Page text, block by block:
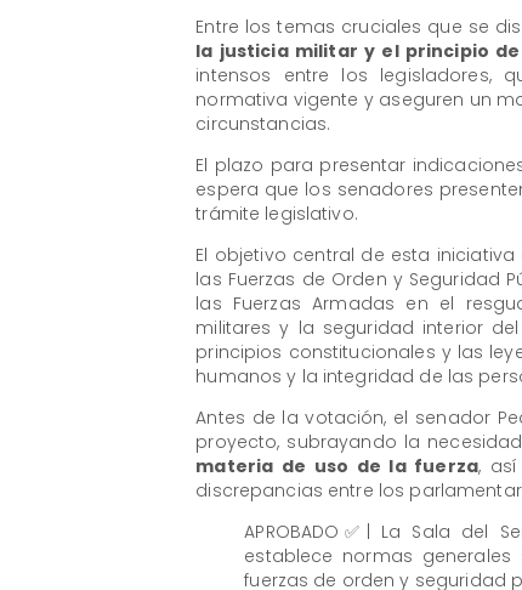
Entre los temas cruciales que se
la justicia militar y el principio
intensos entre los legisladores,
normativa vigente y aseguren un
circunstancias.
El plazo para presentar
espera que los senadores
trámite legislativo.
El objetivo central de esta iniciativa
las Fuerzas de Orden y Seguridad
las Fuerzas Armadas en el
militares y la seguridad interior
principios constitucionales y las
humanos y la integridad de las
Antes de la votación, el senador
proyecto, subrayando la
materia de uso de la fuerza,
discrepancias entre los
APROBADO✅| La Sala del
establece normas
fuerzas de orden y seguridad